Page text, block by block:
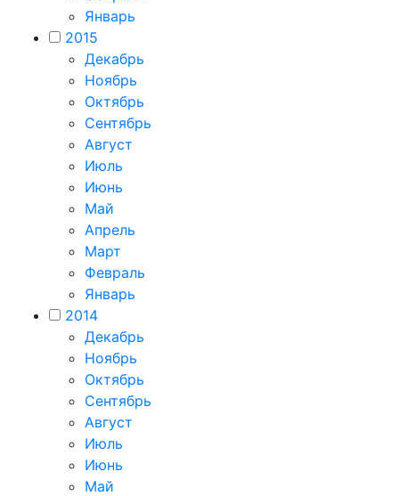
Январь
2015
Декабрь
Ноябрь
Октябрь
Сентябрь
Август
Июль
Июнь
Май
Апрель
Март
Февраль
Январь
2014
Декабрь
Ноябрь
Октябрь
Сентябрь
Август
Июль
Июнь
Май